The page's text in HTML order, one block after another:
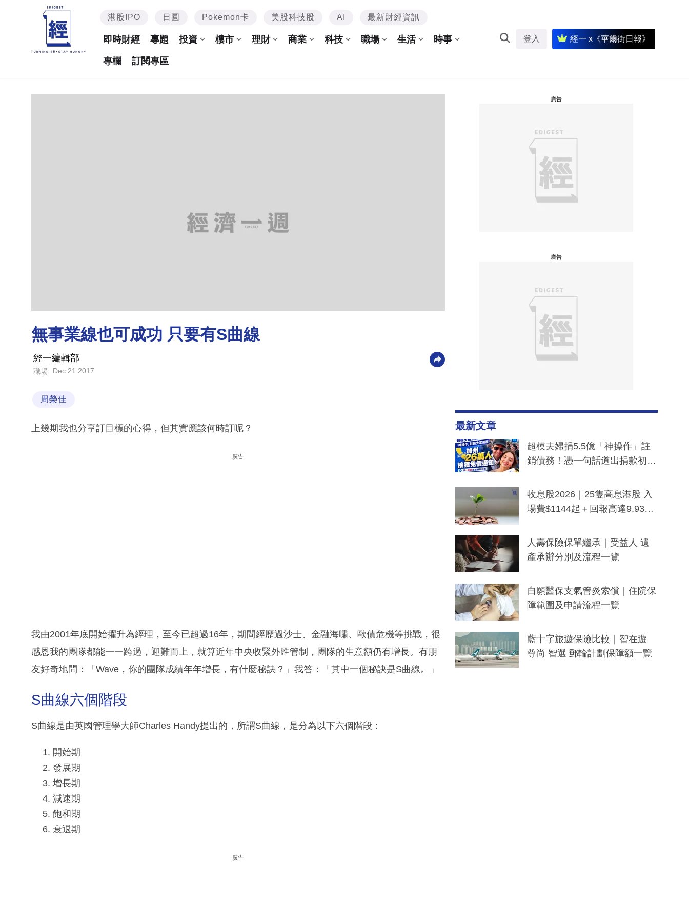
港股IPO 日圓 Pokemon卡 美股科技股 AI 最新財經資訊
即時財經 專題 投資 樓市 理財 商業 科技 職場 生活 時事
專欄 訂閱專區
登入 經一 x《華爾街日報》
無事業線也可成功 只要有S曲線
經一編輯部
職場 Dec 21 2017
周榮佳
上幾期我也分享訂目標的心得，但其實應該何時訂呢？
廣告
我由2001年底開始擢升為經理，至今已超過16年，期間經歷過沙士、金融海嘯、歐債危機等挑戰，很
感恩我的團隊都能一一跨過，迎難而上，就算近年中央收緊外匯管制，團隊的生意額仍有增長。有朋
友好奇地問：「Wave，你的團隊成績年年增長，有什麼秘訣？」我答：「其中一個秘訣是S曲線。」
S曲線六個階段
S曲線是由英國管理學大師Charles Handy提出的，所謂S曲線，是分為以下六個階段：
開始期
發展期
增長期
減速期
飽和期
衰退期
廣告
廣告
廣告
最新文章
超模夫婦捐5.5億「神操作」註
銷債務！憑一句話道出捐款初
一度被誤當詐騙手段
收息股2026｜25隻高息港股 入
場費$1144起＋回報高達9.93
人壽保險保單繼承｜受益人 遺
產承辦分別及流程一覽
自願醫保支氣管炎索償｜住院保
障範圍及申請流程一覽
藍十字旅遊保險比較｜智在遊
尊尚 智選 郵輪計劃保障額一覽